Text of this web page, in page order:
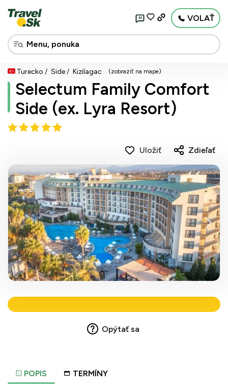
AI VOLAŤ
Turecko Side Kizilagac (zobraziť na mape)
Selectum Family Comfort
Side (ex. Lyra Resort)
Uložiť Zdieľať
POPIS TERMÍNY
Opýtať sa